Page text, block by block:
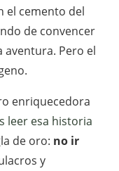
el cemento del
de convencer
aventura. Pero el
enriquecedora
leer esa historia
de oro: no ir
y